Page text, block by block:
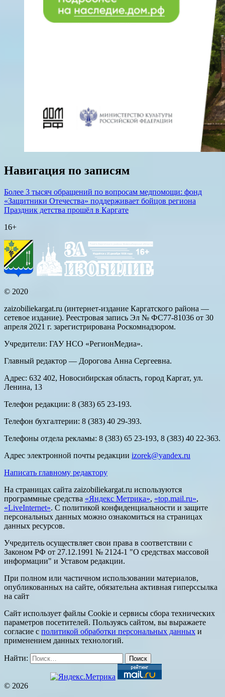
Навигация по записям
Более 3 тысяч обращений по вопросам медпомощи: фонд
«Защитники Отечества» поддерживает бойцов региона
Праздник детства прошёл в Каргате
16+
© 2020
zaizobiliekargat.ru (интернет-издание Каргатского района —
сетевое издание). Реестровая запись Эл № ФС77-81036 от 30
апреля 2021 г. зарегистрирована Роскомнадзором.
Учредители: ГАУ НСО «РегионМедиа».
Главный редактор — Дорогова Анна Сергеевна.
Адрес: 632 402, Новосибирская область, город Каргат, ул.
Ленина, 13
Телефон редакции: 8 (383) 65 23-193.
Телефон бухгалтерии: 8 (383) 40 29-393.
Телефоны отдела рекламы: 8 (383) 65 23-193, 8 (383) 40 22-363.
Адрес электронной почты редакции izorek@yandex.ru
Написать главному редактору
На страницах сайта zaizobiliekargat.ru используются
программные средства «Яндекс Метрика», «top.mail.ru»,
«LiveInternet». С политикой конфиденциальности и защите
персональных данных можно ознакомиться на страницах
данных ресурсов.
Учредитель осуществляет свои права в соответствии с
Законом РФ от 27.12.1991 № 2124-1 "О средствах массовой
информации" и Уставом редакции.
При полном или частичном использовании материалов,
опубликованных на сайте, обязательна активная гиперссылка
на сайт
Сайт использует файлы Cookie и сервисы сбора технических
параметров посетителей. Пользуясь сайтом, вы выражаете
согласие с политикой обработки персональных данных и
применением данных технологий.
Найти:
© 2026